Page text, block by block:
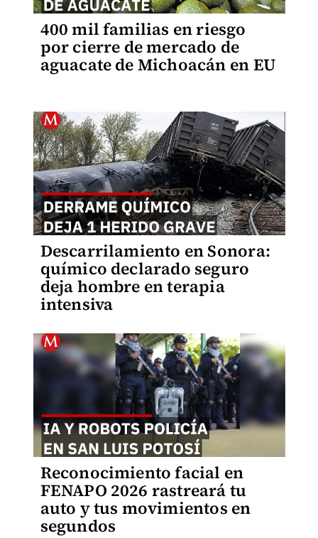
400 mil familias en riesgo
por cierre de mercado de
aguacate de Michoacán en EU
Descarrilamiento en Sonora:
químico declarado seguro
deja hombre en terapia
intensiva
Reconocimiento facial en
FENAPO 2026 rastreará tu
auto y tus movimientos en
segundos